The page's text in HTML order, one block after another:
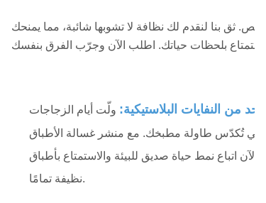
ثق بنا لنقدم لك نظافة لا تشوبها شائبة، مما يمنحك
من النفايات البلاستيكية: ولّت أيام الزجاجات
التي تُكدّس طاولة مطبخك. مع منشر غسالة الأطباق
الآن اتباع نمط حياة صديق للبيئة والاستمتاع بأطباق
نظيفة تمامًا.